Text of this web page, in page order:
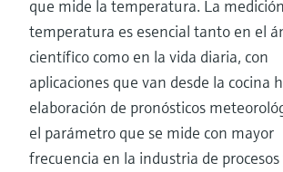
que mide la temperatura. La
temperatura es esencial tanto en el
científico como en la vida diaria, con
aplicaciones que van desde la cocina
elaboración de pronósticos
el parámetro que se mide con mayor
frecuencia en la industria de procesos